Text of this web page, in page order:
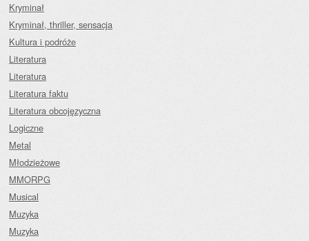
Kryminał
Kryminał, thriller, sensacja
Kultura i podróże
Literatura
Literatura
Literatura faktu
Literatura obcojęzyczna
Logiczne
Metal
Młodzieżowe
MMORPG
Musical
Muzyka
Muzyka